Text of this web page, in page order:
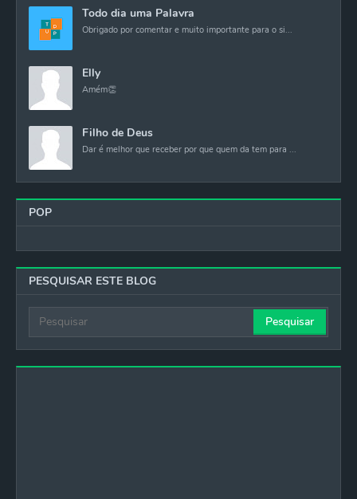
Todo dia uma Palavra
Obrigado por comentar e muito importante para o si...
Elly
Amém👏
Filho de Deus
Dar é melhor que receber por que quem da tem para ...
POP
PESQUISAR ESTE BLOG